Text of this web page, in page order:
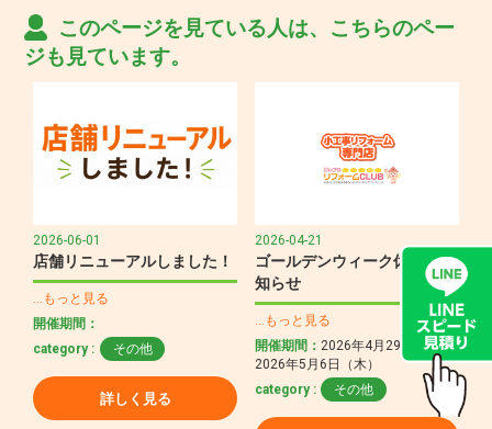
このページを見ている人は、こちらのペー
ジも見ています。
2026-06-01
店舗リニューアルしました！
…もっと見る
開催期間：
category :
その他
詳しく見る
2026-04-21
ゴールデンウィーク休業のお
知らせ
…もっと見る
開催期間：2026年4月29日(水)～
2026年5月6日（木）
category :
その他